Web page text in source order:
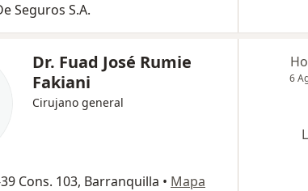
Seguros S.A.
Dr. Fuad José Rumie
Fakiani
Cirujano general
Cons. 103, Barranquilla • Mapa
6